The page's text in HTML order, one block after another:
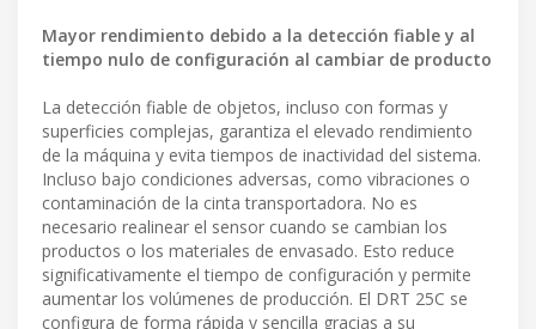
Mayor rendimiento debido a la detección fiable y al
tiempo nulo de configuración al cambiar de producto
La detección fiable de objetos, incluso con formas y
superficies complejas, garantiza el elevado rendimiento
de la máquina y evita tiempos de inactividad del sistema.
Incluso bajo condiciones adversas, como vibraciones o
contaminación de la cinta transportadora. No es
necesario realinear el sensor cuando se cambian los
productos o los materiales de envasado. Esto reduce
significativamente el tiempo de configuración y permite
aumentar los volúmenes de producción. El DRT 25C se
configura de forma rápida y sencilla gracias a su